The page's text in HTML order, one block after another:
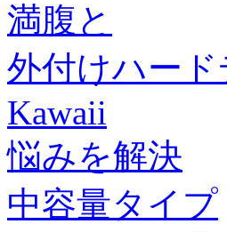
満腹と
外付けハード
Kawaii
悩みを解決
中容量タイプ